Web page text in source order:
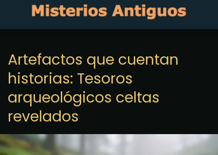
Artefactos que cuentan
historias: Tesoros
arqueológicos celtas
revelados